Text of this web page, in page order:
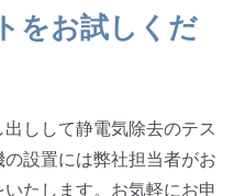
をお試しくだ
しして静電気除去のテス
設置には弊社担当者がお
たします。お気軽にお申